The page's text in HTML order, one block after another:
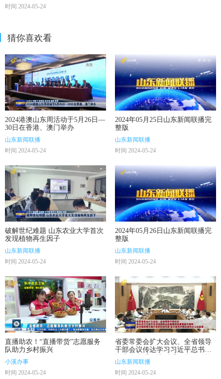
时间 2024-05-24
猜你喜欢看
2024港澳山东周活动于5月26日—
30日在香港、澳门举办
山东新闻联播
时间 2024-05-24
2024年05月25日山东新闻联播完
整版
山东新闻联播
时间 2024-05-24
破解世纪难题 山东农业大学首次
发现植物再生因子
山东新闻联播
时间 2024-05-24
2024年05月26日山东新闻联播完
整版
山东新闻联播
时间 2024-05-24
直播助农！“直播带货”志愿服务
队助力乡村振兴
小溪办事
时间 2024-05-24
省委常委会扩大会议、全省领导
干部会议传达学习习近平总书记
视察山东重要讲话重要指示精神
在全国发展大局中定好位挑大梁
奋力谱写中国式现代化山东篇章
山东新闻联播
时间 2024-05-24